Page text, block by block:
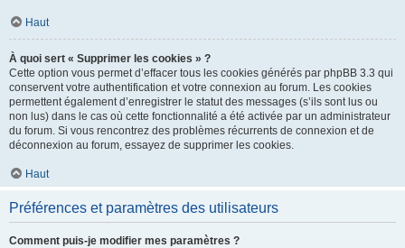
Haut
À quoi sert « Supprimer les cookies » ?
Cette option vous permet d’effacer tous les cookies générés par phpBB 3.3 qui
conservent votre authentification et votre connexion au forum. Les cookies
permettent également d’enregistrer le statut des messages (s’ils sont lus ou
non lus) dans le cas où cette fonctionnalité a été activée par un administrateur
du forum. Si vous rencontrez des problèmes récurrents de connexion et de
déconnexion au forum, essayez de supprimer les cookies.
Haut
Préférences et paramètres des utilisateurs
Comment puis-je modifier mes paramètres ?